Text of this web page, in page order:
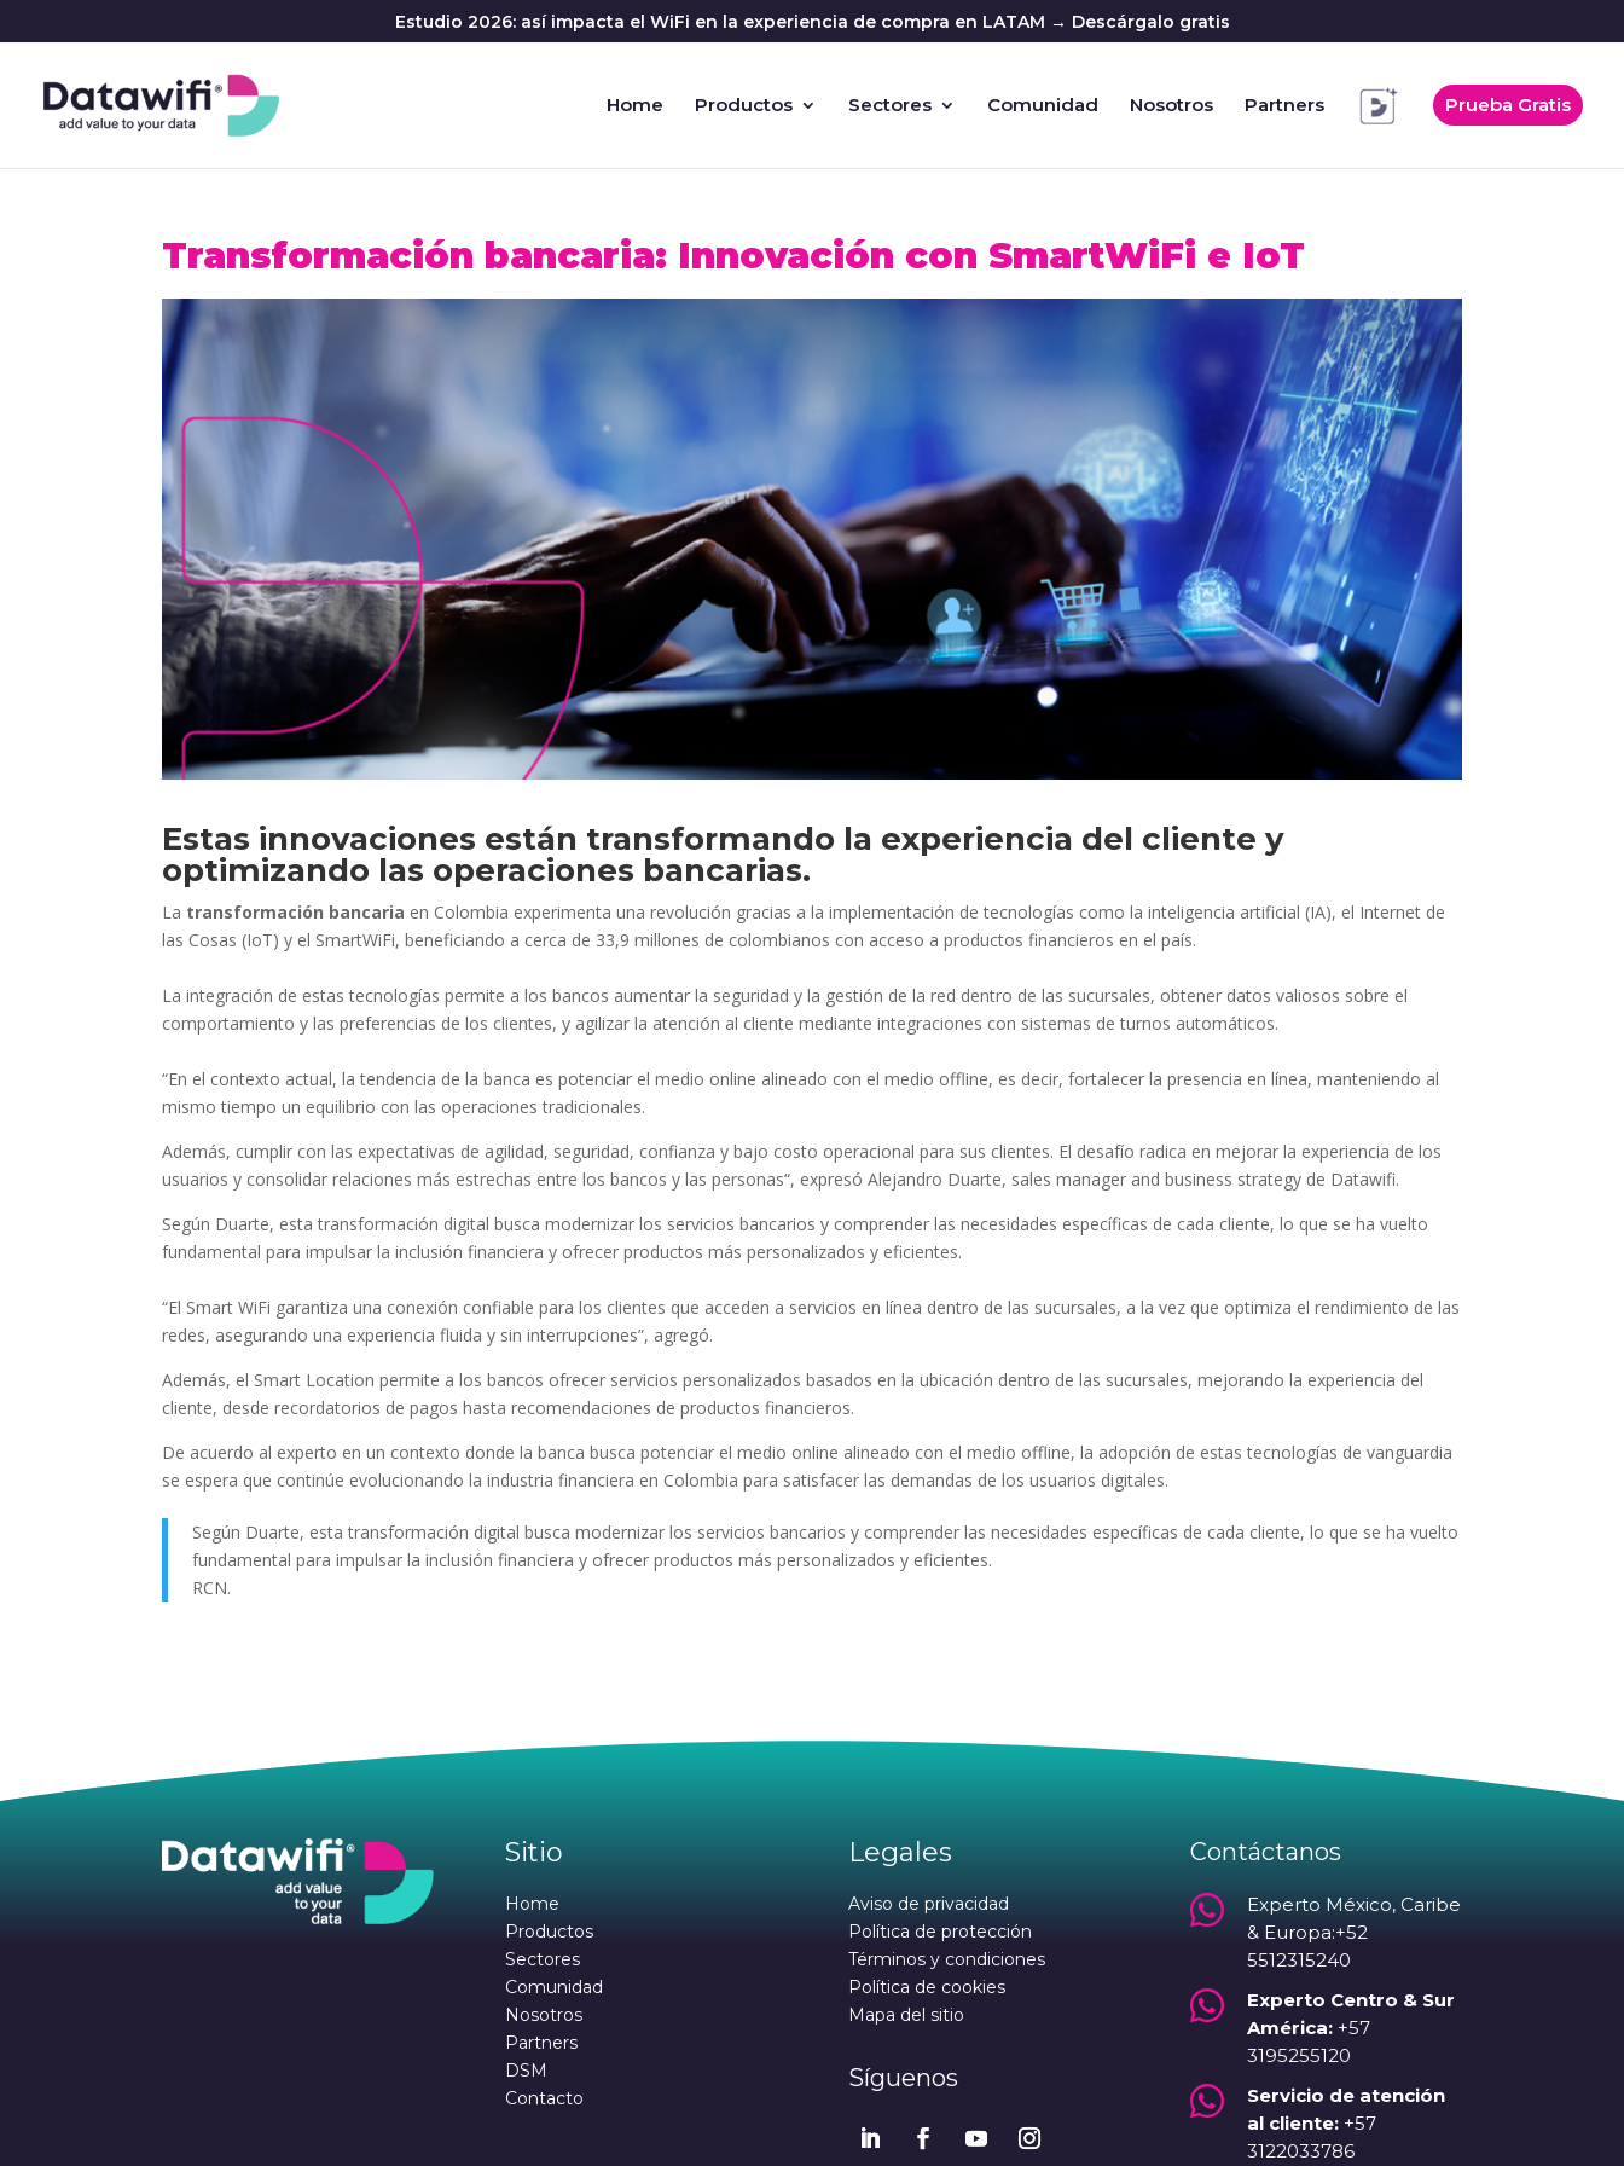
Estudio 2026: así impacta el WiFi en la experiencia de compra en LATAM → Descárgalo gratis
Home Productos Sectores Comunidad Nosotros Partners Prueba Gratis
Transformación bancaria: Innovación con SmartWiFi e IoT
Estas innovaciones están transformando la experiencia del cliente y
optimizando las operaciones bancarias.
La transformación bancaria en Colombia experimenta una revolución gracias a la implementación de tecnologías como la inteligencia artificial (IA), el Internet de
las Cosas (IoT) y el SmartWiFi, beneficiando a cerca de 33,9 millones de colombianos con acceso a productos financieros en el país.
La integración de estas tecnologías permite a los bancos aumentar la seguridad y la gestión de la red dentro de las sucursales, obtener datos valiosos sobre el
comportamiento y las preferencias de los clientes, y agilizar la atención al cliente mediante integraciones con sistemas de turnos automáticos.
“En el contexto actual, la tendencia de la banca es potenciar el medio online alineado con el medio offline, es decir, fortalecer la presencia en línea, manteniendo al
mismo tiempo un equilibrio con las operaciones tradicionales.
Además, cumplir con las expectativas de agilidad, seguridad, confianza y bajo costo operacional para sus clientes. El desafío radica en mejorar la experiencia de los
usuarios y consolidar relaciones más estrechas entre los bancos y las personas“, expresó Alejandro Duarte, sales manager and business strategy de Datawifi.
Según Duarte, esta transformación digital busca modernizar los servicios bancarios y comprender las necesidades específicas de cada cliente, lo que se ha vuelto
fundamental para impulsar la inclusión financiera y ofrecer productos más personalizados y eficientes.
“El Smart WiFi garantiza una conexión confiable para los clientes que acceden a servicios en línea dentro de las sucursales, a la vez que optimiza el rendimiento de las
redes, asegurando una experiencia fluida y sin interrupciones”, agregó.
Además, el Smart Location permite a los bancos ofrecer servicios personalizados basados en la ubicación dentro de las sucursales, mejorando la experiencia del
cliente, desde recordatorios de pagos hasta recomendaciones de productos financieros.
De acuerdo al experto en un contexto donde la banca busca potenciar el medio online alineado con el medio offline, la adopción de estas tecnologías de vanguardia
se espera que continúe evolucionando la industria financiera en Colombia para satisfacer las demandas de los usuarios digitales.
Según Duarte, esta transformación digital busca modernizar los servicios bancarios y comprender las necesidades específicas de cada cliente, lo que se ha vuelto
fundamental para impulsar la inclusión financiera y ofrecer productos más personalizados y eficientes.
RCN.
Sitio
Home
Productos
Sectores
Comunidad
Nosotros
Partners
DSM
Contacto
Legales
Aviso de privacidad
Política de protección
Términos y condiciones
Política de cookies
Mapa del sitio
Síguenos
Contáctanos

Experto México, Caribe
& Europa:+52
5512315240

Experto Centro & Sur
América: +57
3195255120

Servicio de atención
al cliente: +57
3122033786